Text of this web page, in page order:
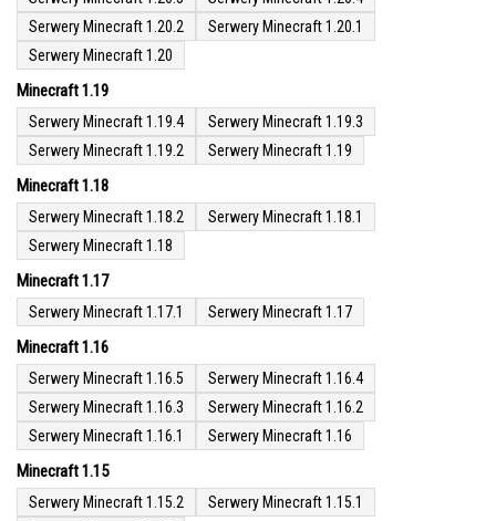
Serwery Minecraft 1.20.2
Serwery Minecraft 1.20.1
Serwery Minecraft 1.20
Minecraft 1.19
Serwery Minecraft 1.19.4
Serwery Minecraft 1.19.3
Serwery Minecraft 1.19.2
Serwery Minecraft 1.19
Minecraft 1.18
Serwery Minecraft 1.18.2
Serwery Minecraft 1.18.1
Serwery Minecraft 1.18
Minecraft 1.17
Serwery Minecraft 1.17.1 Serwery Minecraft 1.17
Minecraft 1.16
Serwery Minecraft 1.16.5
Serwery Minecraft 1.16.4
Serwery Minecraft 1.16.3
Serwery Minecraft 1.16.2
Serwery Minecraft 1.16.1
Serwery Minecraft 1.16
Minecraft 1.15
Serwery Minecraft 1.15.2
Serwery Minecraft 1.15.1